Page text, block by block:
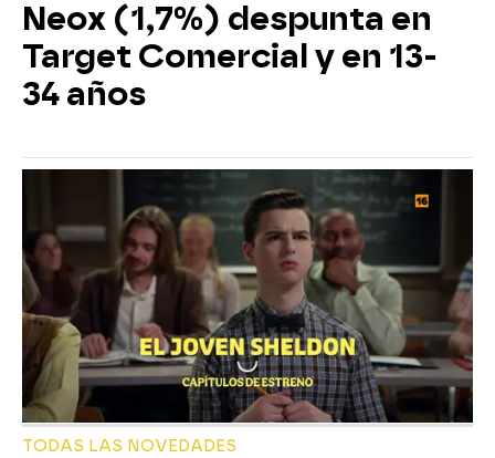
Neox (1,7%) despunta en
Target Comercial y en 13-
34 años
TODAS LAS NOVEDADES